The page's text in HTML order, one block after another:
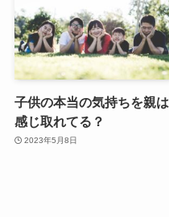
子供の本当の気持ちを親は
感じ取れてる？
2023年5月8日